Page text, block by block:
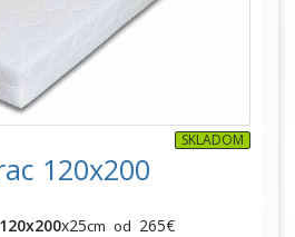
120x200
SKLADOM
120x200x25cm od 265€